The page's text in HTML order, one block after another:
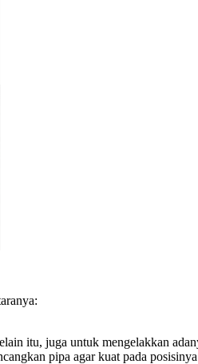
itu, juga untuk mengelakkan
pipa agar kuat pada